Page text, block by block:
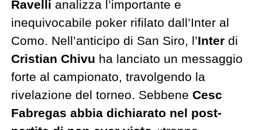
Ravelli analizza l’importante e
inequivocabile poker rifilato dall’Inter al
Como. Nell’anticipo di San Siro, l’Interdi
Cristian Chivu ha lanciato un messaggio
forte al campionato, travolgendo la
rivelazione del torneo. Sebbene Cesc
Fabregas abbia dichiarato nel post-